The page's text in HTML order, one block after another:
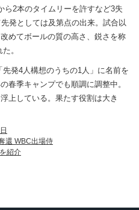
ら2本のタイムリーを許すなど3失
発としては及第点の出来。試合以
めてボールの質の高さ、鋭さを称
。
発4人構想のうちの1人」に名前を
春季キャンプでも順調に調整中。
上している。果たす役割は大き
還 WBC出場侍
紹介